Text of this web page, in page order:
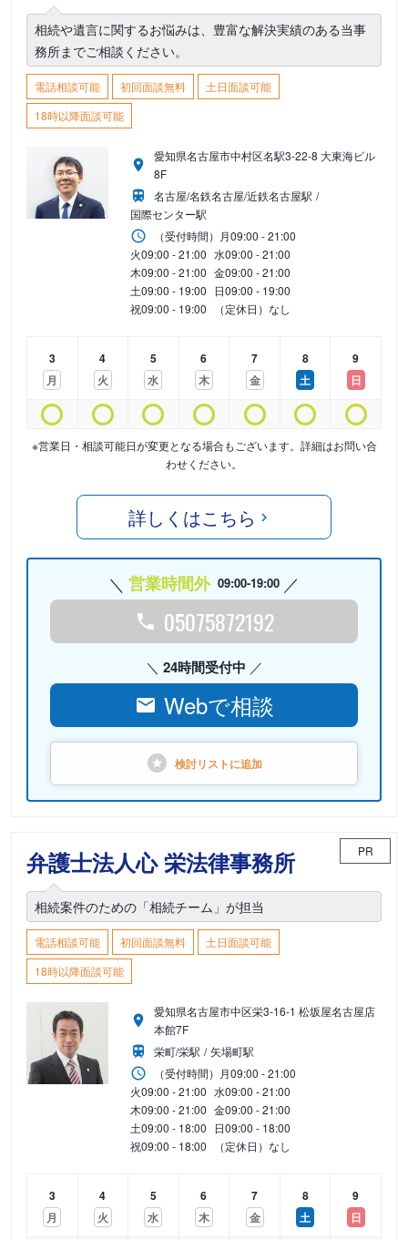
相続や遺言に関するお悩みは、豊富な解決実績のある当事
務所までご相談ください。
電話相談可能 初回面談無料
土日面談可能
18時以降面談可能
愛知県名古屋市中村区名駅3-22-8 大東海ビル
8F
名古屋/名鉄名古屋/近鉄名古屋駅
国際センター駅
（受付時間） 月09:00 - 21:00
火09:00 - 21:00 水09:00 - 21:00
木09:00 - 21:00 金09:00 - 21:00
土09:00 - 19:00 日09:00 - 19:00
祝09:00 - 19:00 （定休日）なし
3
月
4
火
5
水
6
木
7
金
8
土
9
日
※営業日・相談可能日が変更となる場合もございます。詳細はお問い合
わせください。
詳しくはこちら
営業時間外 09:00-19:00
05075872192
24時間受付中
Webで相談
検討リストに追加
弁護士法人心 栄法律事務所 PR
相続案件のための「相続チーム」が担当
電話相談可能 初回面談無料
土日面談可能
18時以降面談可能
愛知県名古屋市中区栄3-16-1 松坂屋名古屋店
本館7F
栄町/栄駅
矢場町駅
（受付時間） 月09:00 - 21:00
火09:00 - 21:00 水09:00 - 21:00
木09:00 - 21:00 金09:00 - 21:00
土09:00 - 18:00 日09:00 - 18:00
祝09:00 - 18:00 （定休日）なし
3
月
4
火
5
水
6
木
7
金
8
土
9
日